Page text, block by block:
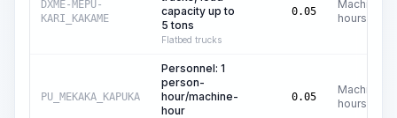
DXME-MEPU-
KARI_KAKAME
capacity up to
5 tons
Flatbed trucks
0.05
Machine
hours
PU_MEKAKA_KAPUKA
Personnel: 1
person-
hour/machine-
hour
0.05
Machine
hours